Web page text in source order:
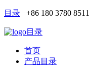
目录 +86 180 3780 8511
目录
首页
产品目录